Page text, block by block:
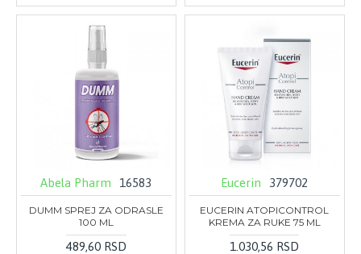
Abela Pharm 16583
DUMM SPREJ ZA ODRASLE
100 ML
489,60 RSD
Eucerin 379702
EUCERIN ATOPICONTROL
KREMA ZA RUKE 75 ML
1.030,56 RSD